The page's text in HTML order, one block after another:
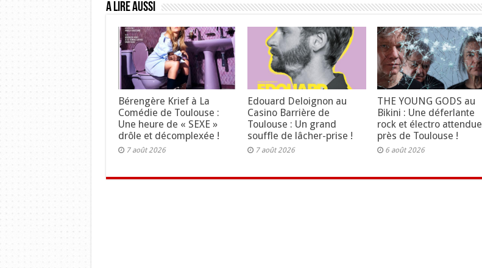
A lire aussi
Bérengère Krief à La
Comédie de Toulouse :
Une heure de « SEXE »
drôle et décomplexée !
7 août 2026
Edouard Deloignon au
Casino Barrière de
Toulouse : Un grand
souffle de lâcher-prise !
7 août 2026
THE YOUNG GODS au
Bikini : Une déferlante
rock et électro attendue
près de Toulouse !
6 août 2026